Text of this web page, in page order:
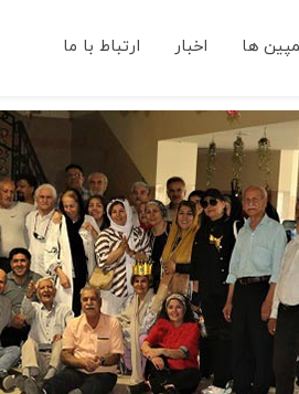
ها اخبار ارتباط با ما